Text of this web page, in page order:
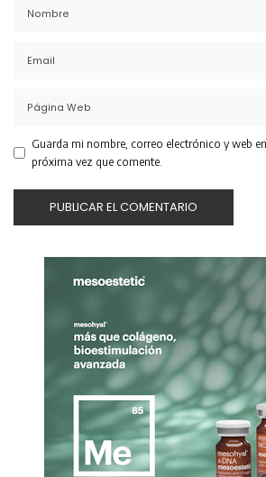
Guarda mi nombre, correo electrónico y web
próxima vez que comente.